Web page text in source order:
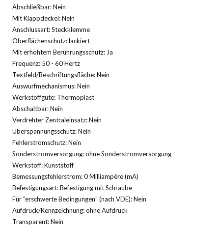
Abschließbar: Nein
Mit Klappdeckel: Nein
Anschlussart: Steckklemme
Oberflächenschutz: lackiert
Mit erhöhtem Berührungsschutz: Ja
Frequenz: 50 - 60 Hertz
Textfeld/Beschriftungsfläche: Nein
Auswurfmechanismus: Nein
Werkstoffgüte: Thermoplast
Abschaltbar: Nein
Verdrehter Zentraleinsatz: Nein
Überspannungsschutz: Nein
Fehlerstromschutz: Nein
Sonderstromversorgung: ohne Sonderstromversorgung
Werkstoff: Kunststoff
Bemessungsfehlerstrom: 0 Milliampère (mA)
Befestigungsart: Befestigung mit Schraube
Für "erschwerte Bedingungen" (nach VDE): Nein
Aufdruck/Kennzeichnung: ohne Aufdruck
Transparent: Nein